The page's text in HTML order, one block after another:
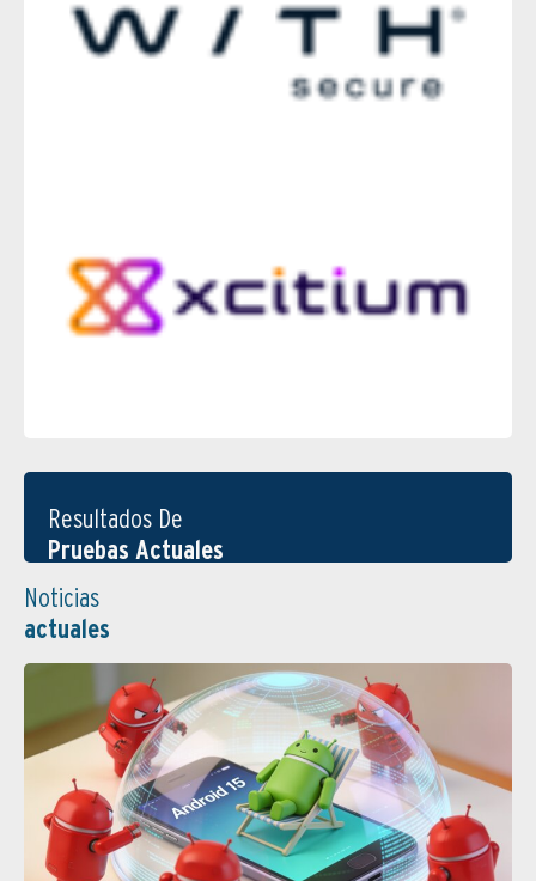
Resultados De
Pruebas Actuales
Noticias
actuales